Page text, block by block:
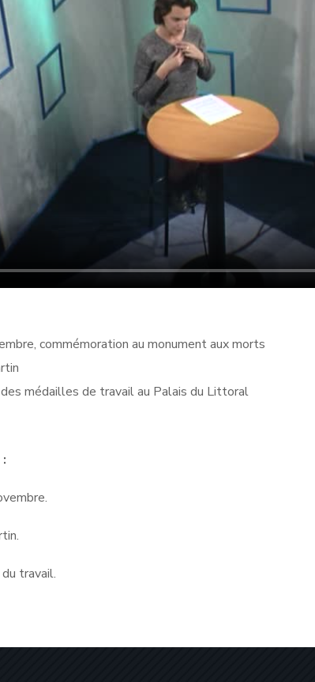
commémoration au monument aux morts
médailles de travail au Palais du Littoral
travail.